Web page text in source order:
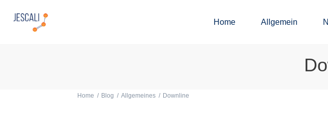
Home Allgemein
Home / Blog / Allgemeines / Downline